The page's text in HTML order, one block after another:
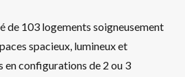
de 103 logements soigneusement
spacieux, lumineux et
configurations de 2 ou 3